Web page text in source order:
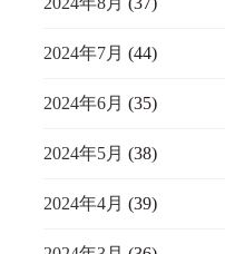
2024年7月 (44)
2024年6月 (35)
2024年5月 (38)
2024年4月 (39)